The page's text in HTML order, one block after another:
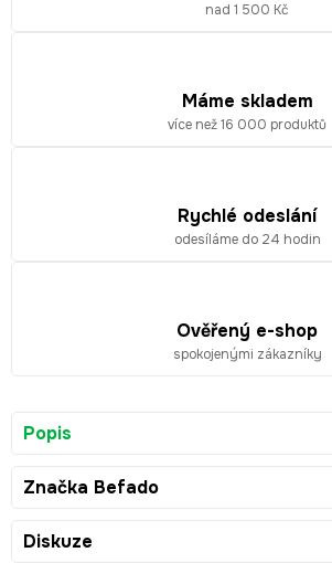
nad 1 500 Kč
Máme skladem
více než 16 000 produktů
Rychlé odeslání
odesíláme do 24 hodin
Ověřený e-shop
spokojenými zákazníky
Popis
Značka Befado
Diskuze